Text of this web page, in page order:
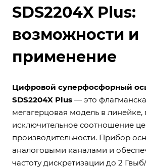
SDS2204X Plus:
возможности и
применение
Цифровой суперфосфорный
SDS2204X Plus — это
мегагерцовая модель в
исключительное соотношение
производительности. Прибор
аналоговыми каналами и
частоту дискретизации до 2